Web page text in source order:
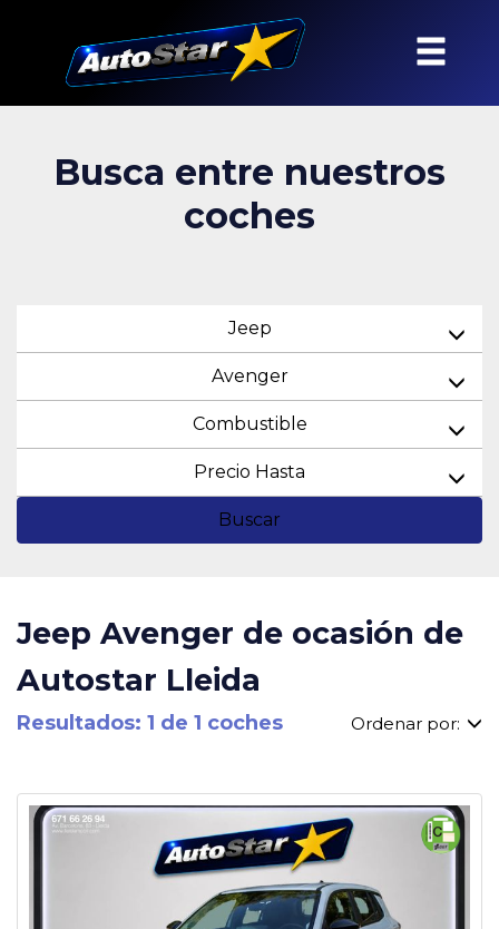
Busca entre nuestros
coches
Jeep
Avenger
Combustible
Precio Hasta
Buscar
Jeep Avenger de ocasión de
Autostar Lleida
Resultados: 1 de 1 coches Ordenar por: